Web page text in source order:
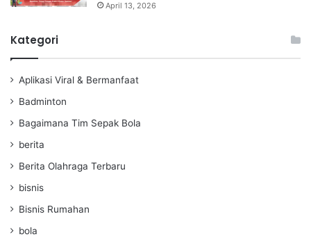
April 13, 2026
Kategori
Aplikasi Viral & Bermanfaat
Badminton
Bagaimana Tim Sepak Bola
berita
Berita Olahraga Terbaru
bisnis
Bisnis Rumahan
bola